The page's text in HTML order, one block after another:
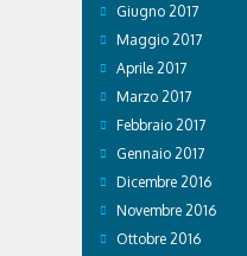
Giugno 2017
Maggio 2017
Aprile 2017
Marzo 2017
Febbraio 2017
Gennaio 2017
Dicembre 2016
Novembre 2016
Ottobre 2016